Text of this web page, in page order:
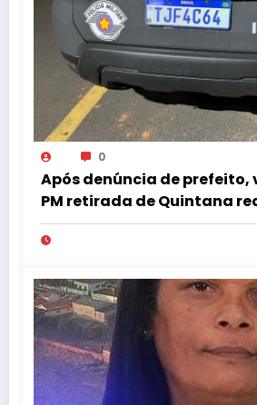
0
Após denúncia de
PM retirada de Quintana